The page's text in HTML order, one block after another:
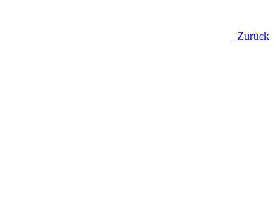
Zurück